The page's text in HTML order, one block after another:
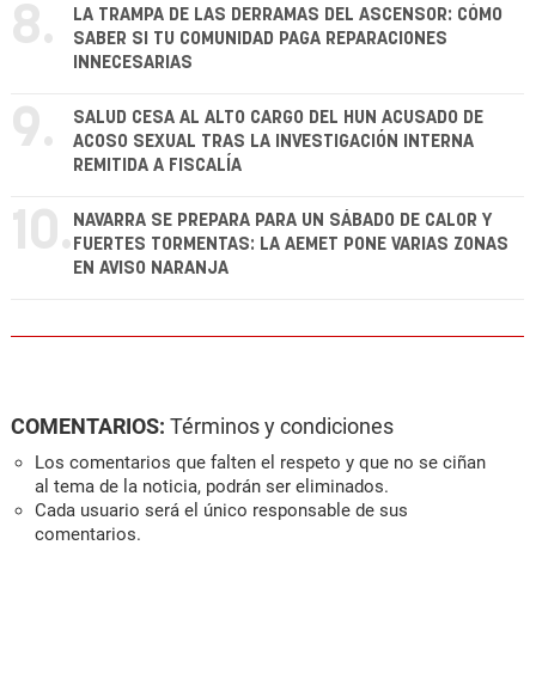
8.
LA TRAMPA DE LAS DERRAMAS DEL ASCENSOR: CÓMO
SABER SI TU COMUNIDAD PAGA REPARACIONES
INNECESARIAS
9.
SALUD CESA AL ALTO CARGO DEL HUN ACUSADO DE
ACOSO SEXUAL TRAS LA INVESTIGACIÓN INTERNA
REMITIDA A FISCALÍA
10. NAVARRA SE PREPARA PARA UN SÁBADO DE CALOR Y
FUERTES TORMENTAS: LA AEMET PONE VARIAS ZONAS
EN AVISO NARANJA
COMENTARIOS: Términos y condiciones
Los comentarios que falten el respeto y que no se ciñan
al tema de la noticia, podrán ser eliminados.
Cada usuario será el único responsable de sus
comentarios.